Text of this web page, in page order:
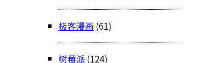
极客漫画 (61)
树莓派 (124)